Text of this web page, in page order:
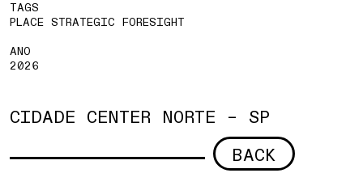
TAGS
PLACE STRATEGIC FORESIGHT
ANO
2026
CIDADE CENTER NORTE – SP
BACK